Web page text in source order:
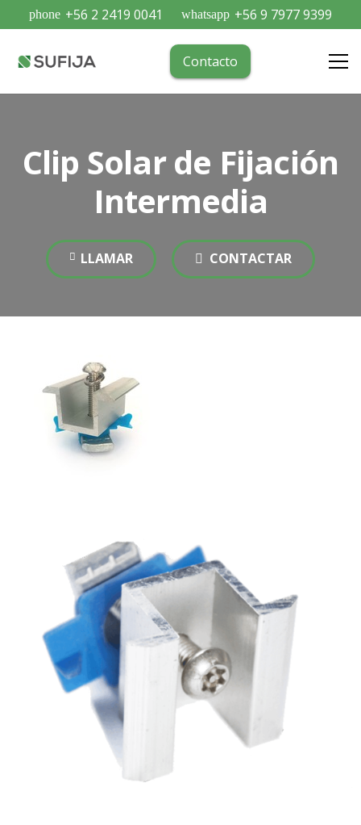
phone +56 2 2419 0041 whatsapp +56 9 7977 9399
Contacto
Clip Solar de Fijación
Intermedia
LLAMAR CONTACTAR